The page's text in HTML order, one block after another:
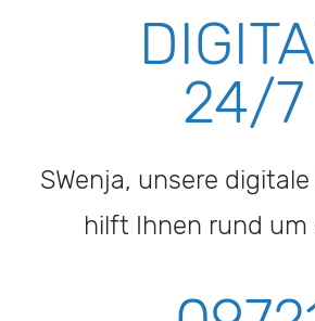
24/7
SWenja, unsere
hilft Ihnen rund um